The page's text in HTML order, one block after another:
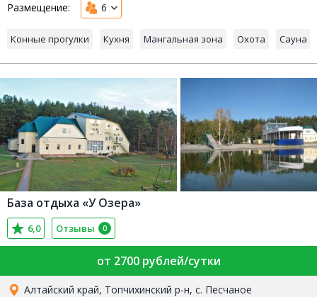
Размещение: 6
Конные прогулки Кухня Мангальная зона Охота Сауна
База отдыха «У Озера»
6,0 Отзывы 0
от 2700 рублей/сутки
Алтайский край, Топчихинский р-н, с. Песчаное